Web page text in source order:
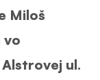
Miloš
vo
ul.